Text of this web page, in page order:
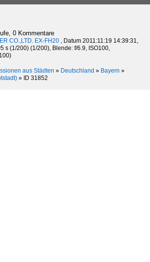
0 Kommentare
CO.,LTD. EX-FH20 , Datum 2011:11:19 14:39:31,
s (1/200) (1/200), Blende: f/6.9, ISO100,
aus Städten » Deutschland » Bayern »
» ID 31852